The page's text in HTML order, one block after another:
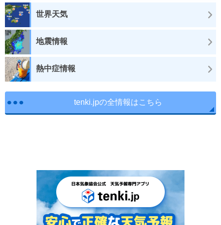
世界天気
地震情報
熱中症情報
tenki.jpの全情報はこちら